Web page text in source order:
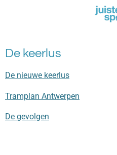
de
hoofdinhoud
De keerlus
De nieuwe keerlus
Tramplan Antwerpen
De gevolgen